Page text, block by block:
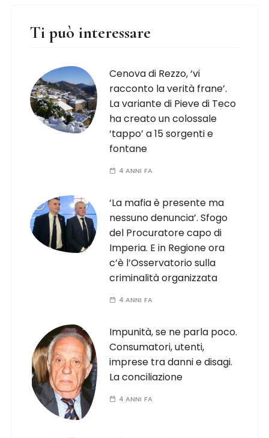
Ti può interessare
Cenova di Rezzo, ‘vi
racconto la verità frane’.
La variante di Pieve di Teco
ha creato un colossale
‘tappo’ a 15 sorgenti e
fontane
4 ANNI FA
‘La mafia è presente ma
nessuno denuncia’. Sfogo
del Procuratore capo di
Imperia. E in Regione ora
c’è l’Osservatorio sulla
criminalità organizzata
4 ANNI FA
Impunità, se ne parla poco.
Consumatori, utenti,
imprese tra danni e disagi.
La conciliazione
4 ANNI FA